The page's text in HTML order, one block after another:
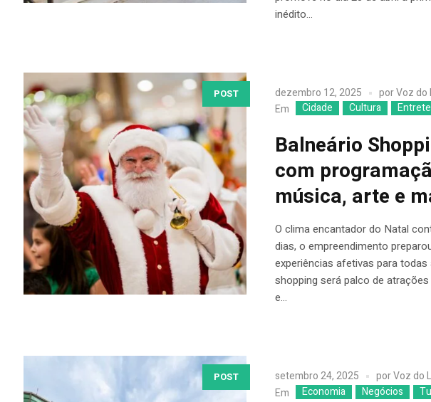
inédito...
POST dezembro 12, 2025 porVoz do
Em
Cidade Cultura
Balneário
com
música, arte e
O clima encantador do Natal
dias, o empreendimento
experiências afetivas para
shopping será palco de
e...
POST setembro 24, 2025 porVoz do
Em
Economia Negócios